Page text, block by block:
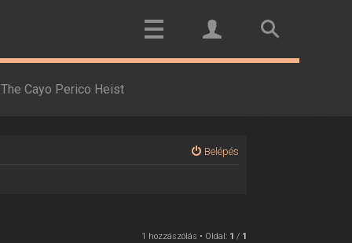
The Cayo Perico Heist
Belépés
1 hozzászólás • Oldal: 1 / 1